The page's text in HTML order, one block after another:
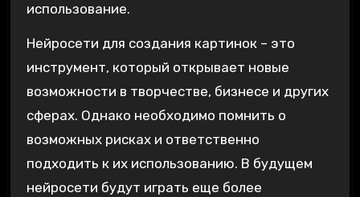
использование.
Нейросети для создания картинок – это
инструмент, который открывает новые
возможности в творчестве, бизнесе и других
сферах. Однако необходимо помнить о
возможных рисках и ответственно
подходить к их использованию. В будущем
нейросети будут играть еще более